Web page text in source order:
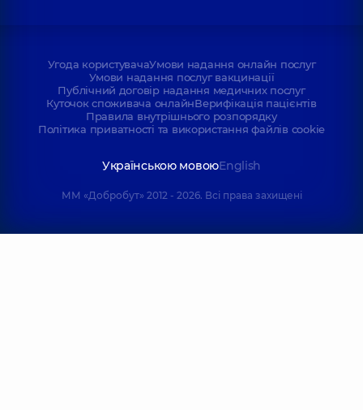
Угода користувачаУмови надання онлайн послуг
Умови надання послуг вакцинації
Публічний договір надання медичних послуг
Куточок споживача онлайнВерифікація пацієнтів
Правила внутрішнього розпорядку
Політика приватності та використання файлів cookie
Українською мовоюEnglish
ММ «Добробут» 2012 - 2026. Всі права захищені